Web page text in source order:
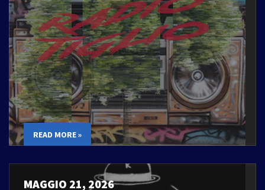
READ MORE »
MAGGIO 21, 2026